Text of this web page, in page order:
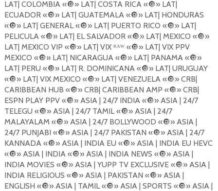
LAT| COLOMBIA «🔘» LAT| COSTA RICA «🔘» LAT|
ECUADOR «🔘» LAT| GUATEMALA «🔘» LAT| HONDURAS
«🔘» LAT| GENERAL «🔘» LAT| PUERTO RICO «🔘» LAT|
PELICULA «🔘» LAT| EL SALVADOR «🔘» LAT| MEXICO «🔘»
LAT| MEXICO VIP «🔘» LAT| VIX ᴿᴬᵂ «🔘» LAT| VIX PPV
MEXICO «🔘» LAT| NICARAGUA «🔘» LAT| PANAMA «🔘»
LAT| PERU «🔘» LAT| R. DOMINICANA «🔘» LAT| URUGUAY
«🔘» LAT| VIX MEXICO «🔘» LAT| VENEZUELA «🔘» CRB|
CARIBBEAN HUB «🔘» CRB| CARIBBEAN AMP «🔘» CRB|
ESPN PLAY PPV «🔘» ASIA | 24/7 INDIA «🔘» ASIA | 24/7
TELEGU «🔘» ASIA | 24/7 TAMIL «🔘» ASIA | 24/7
MALAYALAM «🔘» ASIA | 24/7 BOLLYWOOD «🔘» ASIA |
24/7 PUNJABI «🔘» ASIA | 24/7 PAKISTAN «🔘» ASIA | 24/7
KANNADA «🔘» ASIA | INDIA EU «🔘» ASIA | INDIA EU HEVC
«🔘» ASIA | INDIA «🔘» ASIA | INDIA NEWS «🔘» ASIA |
INDIA MOVIES «🔘» ASIA | YUPP TV EXCLUSIVE «🔘» ASIA |
INDIA RELIGIOUS «🔘» ASIA | PAKISTAN «🔘» ASIA |
ENGLISH «🔘» ASIA | TAMIL «🔘» ASIA | SPORTS «🔘» ASIA |